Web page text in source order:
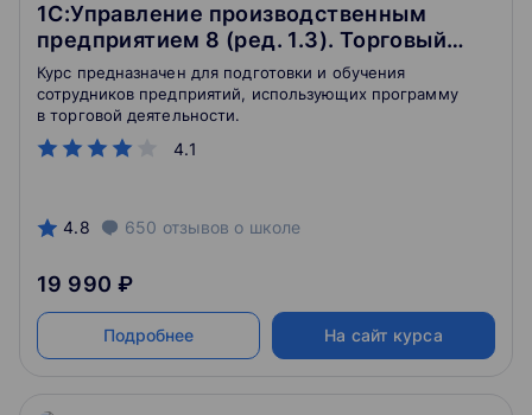
1С:Управление производственным
предприятием 8 (ред. 1.3). Торговый
функционал [c]
4.1
Курс предназначен для подготовки и обучения
сотрудников предприятий, использующих программу
в торговой деятельности.
4.8 650 отзывов о школе
19 990 ₽
Подробнее На сайт курса